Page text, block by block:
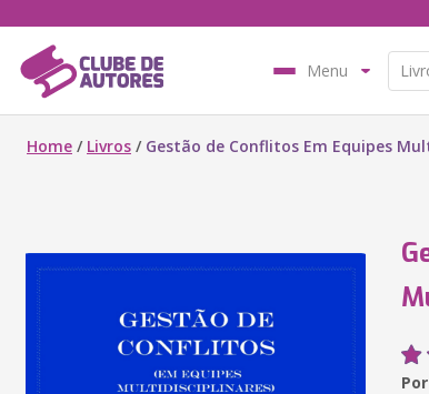
Menu
Home / Livros / Gestão de Conflitos Em Equipes
Por